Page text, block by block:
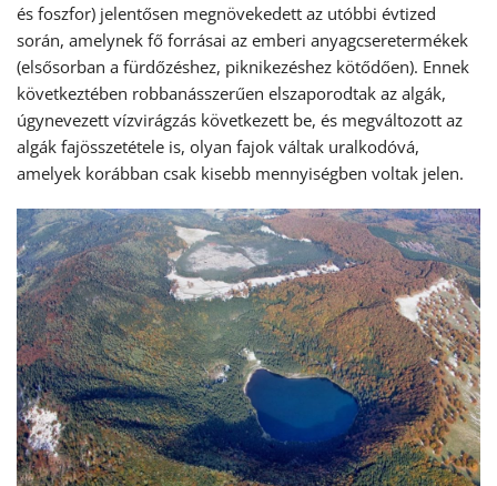
és foszfor) jelentősen megnövekedett az utóbbi évtized
során, amelynek fő forrásai az emberi anyagcseretermékek
(elsősorban a fürdőzéshez, piknikezéshez kötődően). Ennek
következtében robbanásszerűen elszaporodtak az algák,
úgynevezett vízvirágzás következett be, és megváltozott az
algák fajösszetétele is, olyan fajok váltak uralkodóvá,
amelyek korábban csak kisebb mennyiségben voltak jelen.